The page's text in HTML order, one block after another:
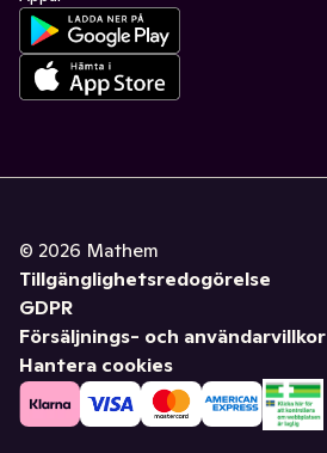
© 2026 Mathem
Tillgänglighetsredogörelse
GDPR
Försäljnings- och användarvillkor
Hantera cookies